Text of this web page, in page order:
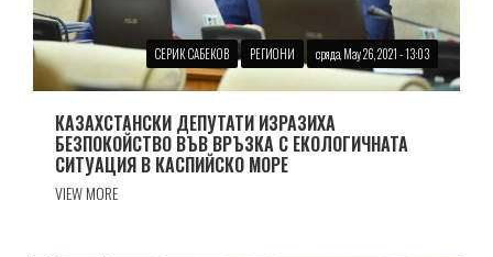
СЕРИК САБЕКОВ РЕГИОНИ сряда, May 26, 2021 - 13:03
КАЗАХСТАНСКИ ДЕПУТАТИ ИЗРАЗИХА
БЕЗПОКОЙСТВО ВЪВ ВРЪЗКА С ЕКОЛОГИЧНАТА
СИТУАЦИЯ В КАСПИЙСКО МОРЕ
VIEW MORE